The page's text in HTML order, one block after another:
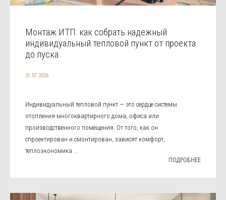
Монтаж ИТП: как собрать надежный
индивидуальный тепловой пункт от проекта
до пуска
21.07.2026
Индивидуальный тепловой пункт — это сердце системы
отопления многоквартирного дома, офиса или
производственного помещения. От того, как он
спроектирован и смонтирован, зависят комфорт,
теплоэкономика ...
ПОДРОБНЕЕ